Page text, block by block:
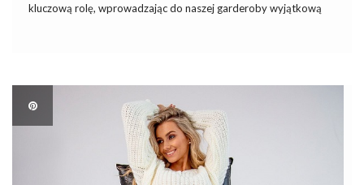
kluczową rolę, wprowadzając do naszej garderoby wyjątkową